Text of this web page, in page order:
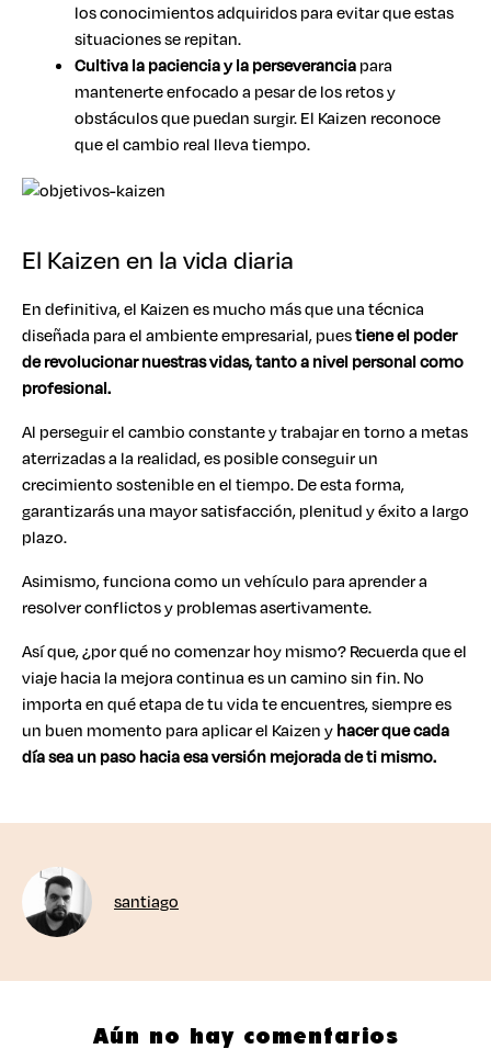
los conocimientos adquiridos para evitar que estas
situaciones se repitan.
Cultiva la paciencia y la perseveranciapara
mantenerte enfocado a pesar de los retos y
obstáculos que puedan surgir. El Kaizen reconoce
que el cambio real lleva tiempo.
El Kaizen en la vida diaria
En definitiva, el Kaizen es mucho más que una técnica
diseñada para el ambiente empresarial, puestiene el poder
de revolucionar nuestras vidas, tanto a nivel personal como
profesional.
Al perseguir el cambio constante y trabajar en torno a metas
aterrizadas a la realidad, es posible conseguir un
crecimiento sostenible en el tiempo. De esta forma,
garantizarás una mayor satisfacción, plenitud y éxito a largo
plazo.
Asimismo, funciona como un vehículo para aprender a
resolver conflictos y problemas asertivamente.
Así que, ¿por qué no comenzar hoy mismo? Recuerda que el
viaje hacia la mejora continua es un camino sin fin. No
importa en qué etapa de tu vida te encuentres, siempre es
un buen momento para aplicar el Kaizen yhacer que cada
día sea un paso hacia esa versión mejorada de ti mismo.
santiago
Aún no hay comentarios